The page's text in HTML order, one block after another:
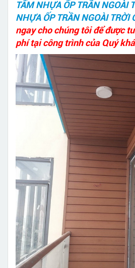
TẤM NHỰA ỐP TRẦN NGOÀI
NHỰA ỐP TRẦN NGOÀI TRỜI
ngay cho chúng tôi để được
phí tại công trình của Quý